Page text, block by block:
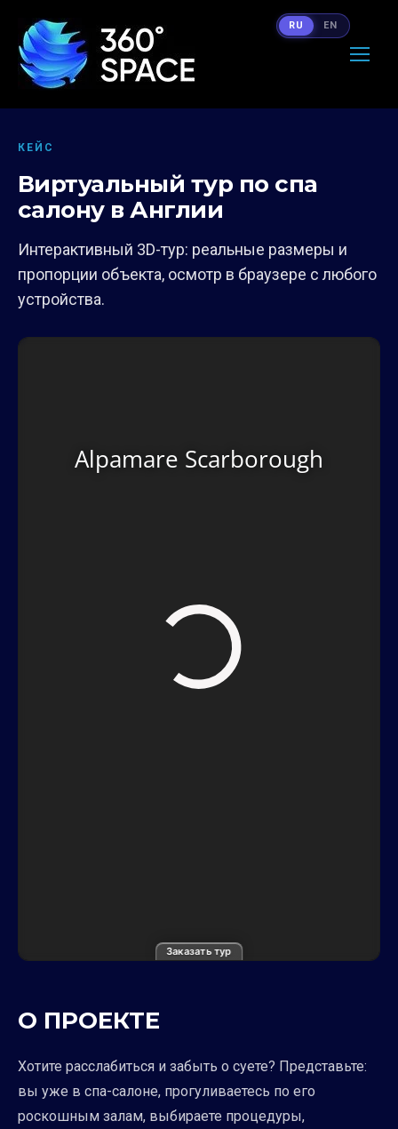
КЕЙС
Виртуальный тур по спа
салону в Англии
Интерактивный 3D-тур: реальные размеры и
пропорции объекта, осмотр в браузере с любого
устройства.
Заказать тур
О ПРОЕКТЕ
Хотите расслабиться и забыть о суете? Представьте:
вы уже в спа-салоне, прогуливаетесь по его
роскошным залам, выбираете процедуры,
RU EN